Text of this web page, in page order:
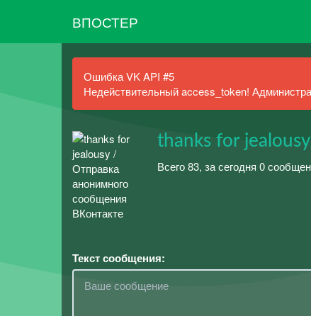
ВПОСТЕР
Ошибка VK API #5
Недействительный access_token!
thanks for jealousy
Всего 83, за сегодня 0
Текст сообщения: